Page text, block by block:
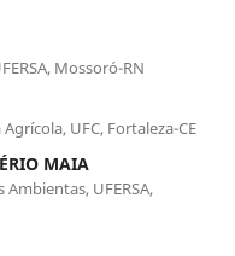
Mossoró-RN
UFC, Fortaleza-CE
MAIA
UFERSA,